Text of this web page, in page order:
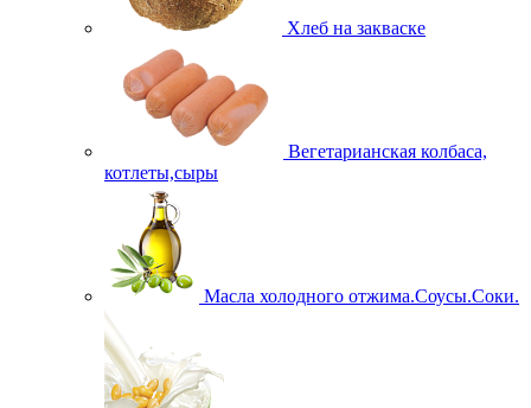
Хлеб на закваске
Вегетарианская колбаса,
котлеты,сыры
Масла холодного отжима.Соусы.Соки.